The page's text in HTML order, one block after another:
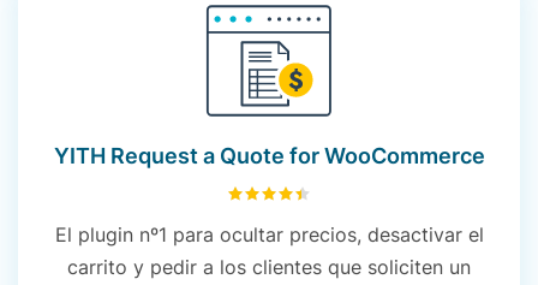
YITH Request a Quote for WooCommerce
El plugin nº1 para ocultar precios, desactivar el
carrito y pedir a los clientes que soliciten un